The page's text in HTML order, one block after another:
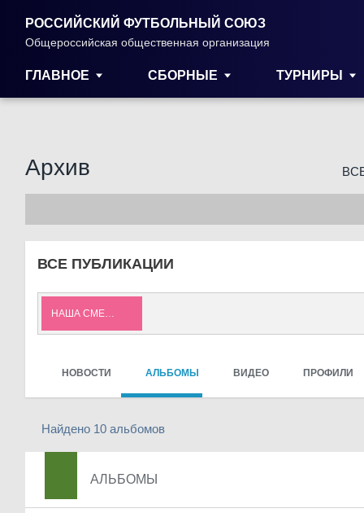
РОССИЙСКИЙ ФУТБОЛЬНЫЙ СОЮЗ
Общероссийская общественная организация
ГЛАВНОЕ СБОРНЫЕ ТУРНИРЫ
Архив
ВСЕ ПУБЛИКАЦИИ
НАША СМЕНА
НОВОСТИ АЛЬБОМЫ ВИДЕО ПРОФИЛИ
Найдено 10 альбомов
АЛЬБОМЫ